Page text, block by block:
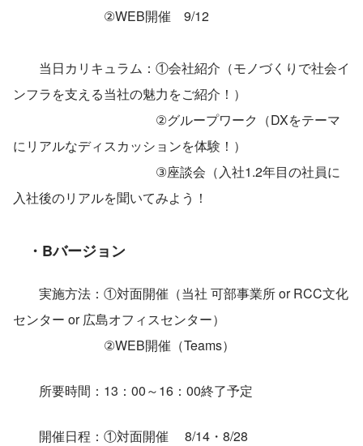
②WEB開催　9/12
当日カリキュラム：①会社紹介（モノづくりで社会イ
ンフラを支える当社の魅力をご紹介！）
②グループワーク（DXをテーマ
にリアルなディスカッションを体験！）
③座談会（入社1.2年目の社員に
入社後のリアルを聞いてみよう！
・Bバージョン
実施方法：①対面開催（当社 可部事業所 or RCC文化
センター or 広島オフィスセンター）
②WEB開催（Teams）
所要時間：13：00～16：00終了予定
開催日程：①対面開催　 8/14・8/28